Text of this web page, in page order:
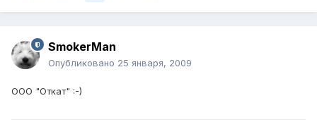
SmokerMan
Опубликовано 25 января, 2009
ООО "Откат" :-)